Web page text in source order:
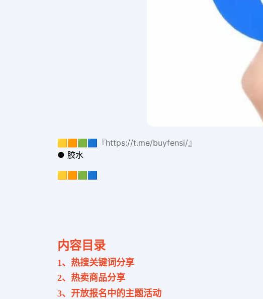
🟨🟧🟩🟦『https://t.me/buyfensi/』
● 胶水
🟨🟧🟩🟦
内容目录
1、热搜关键词分享
2、热卖商品分享
3、开放报名中的主题活动